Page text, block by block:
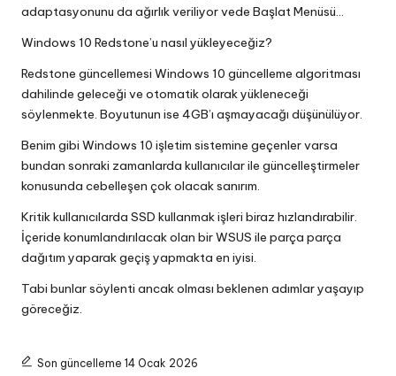
adaptasyonunu da ağırlık veriliyor vede Başlat Menüsü…
Windows 10 Redstone’u nasıl yükleyeceğiz?
Redstone güncellemesi Windows 10 güncelleme algoritması
dahilinde geleceği ve otomatik olarak yükleneceği
söylenmekte. Boyutunun ise 4GB’ı aşmayacağı düşünülüyor.
Benim gibi Windows 10 işletim sistemine geçenler varsa
bundan sonraki zamanlarda kullanıcılar ile güncelleştirmeler
konusunda cebelleşen çok olacak sanırım.
Kritik kullanıcılarda SSD kullanmak işleri biraz hızlandırabilir.
İçeride konumlandırılacak olan bir WSUS ile parça parça
dağıtım yaparak geçiş yapmakta en iyisi.
Tabi bunlar söylenti ancak olması beklenen adımlar yaşayıp
göreceğiz.
Son güncelleme 14 Ocak 2026